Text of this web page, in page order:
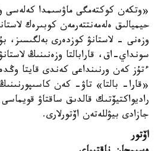
«وتكەن كوكتەمگى ماۋسىمدا كەلەسى
حيميالىق ەلەمەنتتەرمەن كوبىرەك
وزەنى - لاستانۋ كوزدەرى بەلگىسىز،
سونداي-اق، قارابالتا وزەنىنىڭ
ءتۇز كەن ورنىنداعى كەندى قايتا
«قارا- بالتا» تاۋ- كەن
راديواكتيۆتىك قالدىق ساقتاۋ
جازادى بيۋللەتەن اۆتورلارى.
اۆتور